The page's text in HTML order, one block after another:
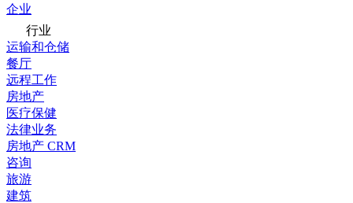
企业
行业
运输和仓储
餐厅
远程工作
房地产
医疗保健
法律业务
房地产 CRM
咨询
旅游
建筑